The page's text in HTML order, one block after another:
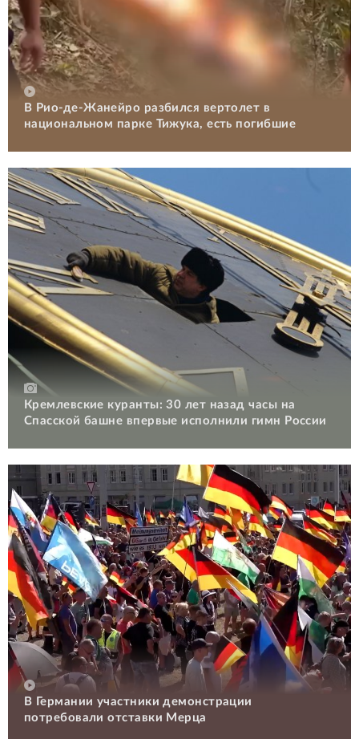
В Рио-де-Жанейро разбился вертолет в
национальном парке Тижука, есть погибшие
Кремлевские куранты: 30 лет назад часы на
Спасской башне впервые исполнили гимн России
В Германии участники демонстрации
потребовали отставки Мерца